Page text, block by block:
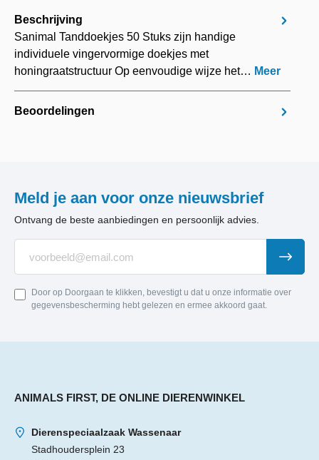
Beschrijving
Sanimal Tanddoekjes 50 Stuks zijn handige
individuele vingervormige doekjes met
honingraatstructuur Op eenvoudige wijze het… Meer
Beoordelingen
Meld je aan voor onze nieuwsbrief
Ontvang de beste aanbiedingen en persoonlijk advies.
Door op Doorgaan te klikken, bevestigt u dat u onze informatie over
gegevensbescherming hebt gelezen en ermee akkoord gaat.
ANIMALS FIRST, DE ONLINE DIERENWINKEL
Dierenspeciaalzaak Wassenaar
Stadhoudersplein 23